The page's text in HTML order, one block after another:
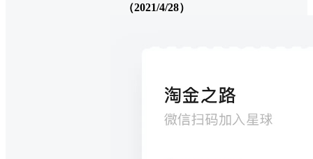
（2021/4/28）